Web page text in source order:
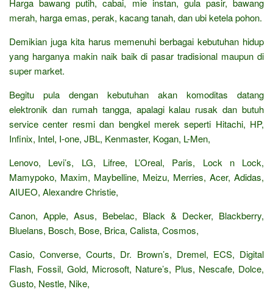
Harga bawang putih, cabai, mie instan, gula pasir, bawang
merah, harga emas, perak, kacang tanah, dan ubi ketela pohon.
Demikian juga kita harus memenuhi berbagai kebutuhan hidup
yang harganya makin naik baik di pasar tradisional maupun di
super market.
Begitu pula dengan kebutuhan akan komoditas datang
elektronik dan rumah tangga, apalagi kalau rusak dan butuh
service center resmi dan bengkel merek seperti Hitachi, HP,
Infinix, Intel, I-one, JBL, Kenmaster, Kogan, L-Men,
Lenovo, Levi’s, LG, Lifree, L’Oreal, Paris, Lock n Lock,
Mamypoko, Maxim, Maybelline, Meizu, Merries, Acer, Adidas,
AIUEO, Alexandre Christie,
Canon, Apple, Asus, Bebelac, Black & Decker, Blackberry,
Bluelans, Bosch, Bose, Brica, Calista, Cosmos,
Casio, Converse, Courts, Dr. Brown’s, Dremel, ECS, Digital
Flash, Fossil, Gold, Microsoft, Nature’s, Plus, Nescafe, Dolce,
Gusto, Nestle, Nike,